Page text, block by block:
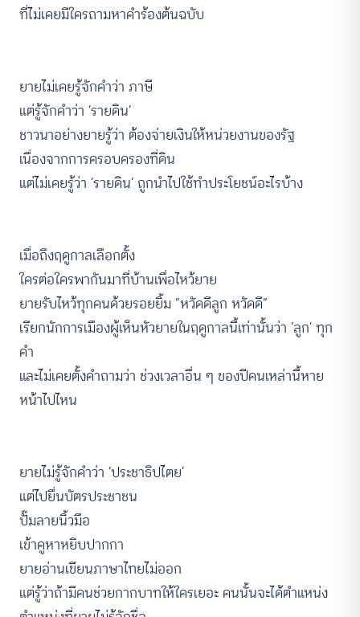
ที่ไม่เคยมีใครถามหาคำร้องต้นฉบับ
ยายไม่เคยรู้จักคำว่า ภาษี
แต่รู้จักคำว่า ‘รายดิน’
ชาวนาอย่างยายรู้ว่า ต้องจ่ายเงินให้หน่วยงานของรัฐ
เนื่องจากการครอบครองที่ดิน
แต่ไม่เคยรู้ว่า ‘รายดิน’ ถูกนำไปใช้ทำประโยชน์อะไรบ้าง
เมื่อถึงฤดูกาลเลือกตั้ง
ใครต่อใครพากันมาที่บ้านเพื่อไหว้ยาย
ยายรับไหว้ทุกคนด้วยรอยยิ้ม “หวัดดีลูก หวัดดี”
เรียกนักการเมืองผู้เห็นหัวยายในฤดูกาลนี้เท่านั้นว่า ‘ลูก’ ทุก
คำ
และไม่เคยตั้งคำถามว่า ช่วงเวลาอื่น ๆ ของปีคนเหล่านี้หาย
หน้าไปไหน
ยายไม่รู้จักคำว่า ‘ประชาธิปไตย’
แต่ไปยื่นบัตรประชาชน
ปั๊มลายนิ้วมือ
เข้าคูหาหยิบปากกา
ยายอ่านเขียนภาษาไทยไม่ออก
แต่รู้ว่าถ้ามีคนช่วยกากบาทให้ใครเยอะ คนนั้นจะได้ตำแหน่ง